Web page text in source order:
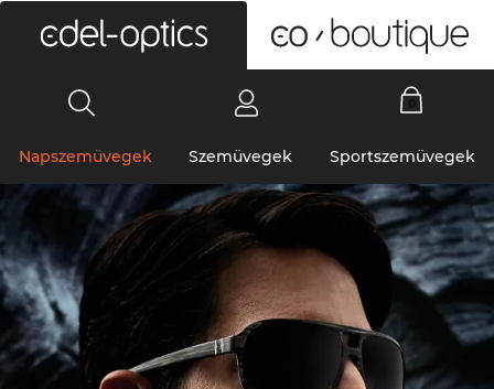
Napszemüvegek Szemüvegek Sportszemüvegek